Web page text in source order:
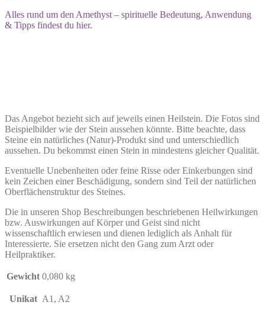
Alles rund um den Amethyst – spirituelle Bedeutung, Anwendung
& Tipps findest du hier.
Das Angebot bezieht sich auf jeweils einen Heilstein. Die Fotos sind
Beispielbilder wie der Stein aussehen könnte. Bitte beachte, dass
Steine ein natürliches (Natur)-Produkt sind und unterschiedlich
aussehen. Du bekommst einen Stein in mindestens gleicher Qualität.
Eventuelle Unebenheiten oder feine Risse oder Einkerbungen sind
kein Zeichen einer Beschädigung, sondern sind Teil der natürlichen
Oberflächenstruktur des Steines.
Die in unseren Shop Beschreibungen beschriebenen Heilwirkungen
bzw. Auswirkungen auf Körper und Geist sind nicht
wissenschaftlich erwiesen und dienen lediglich als Anhalt für
Interessierte. Sie ersetzen nicht den Gang zum Arzt oder
Heilpraktiker.
Gewicht 0,080 kg
Unikat A1, A2